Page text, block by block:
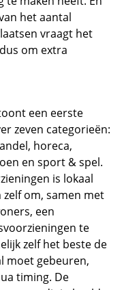
het aantal
vraagt het
om extra
een eerste
zeven categorieën:
horeca,
en sport & spel.
is lokaal
om, samen met
een
te
zelf het beste de
moet gebeuren,
timing. De